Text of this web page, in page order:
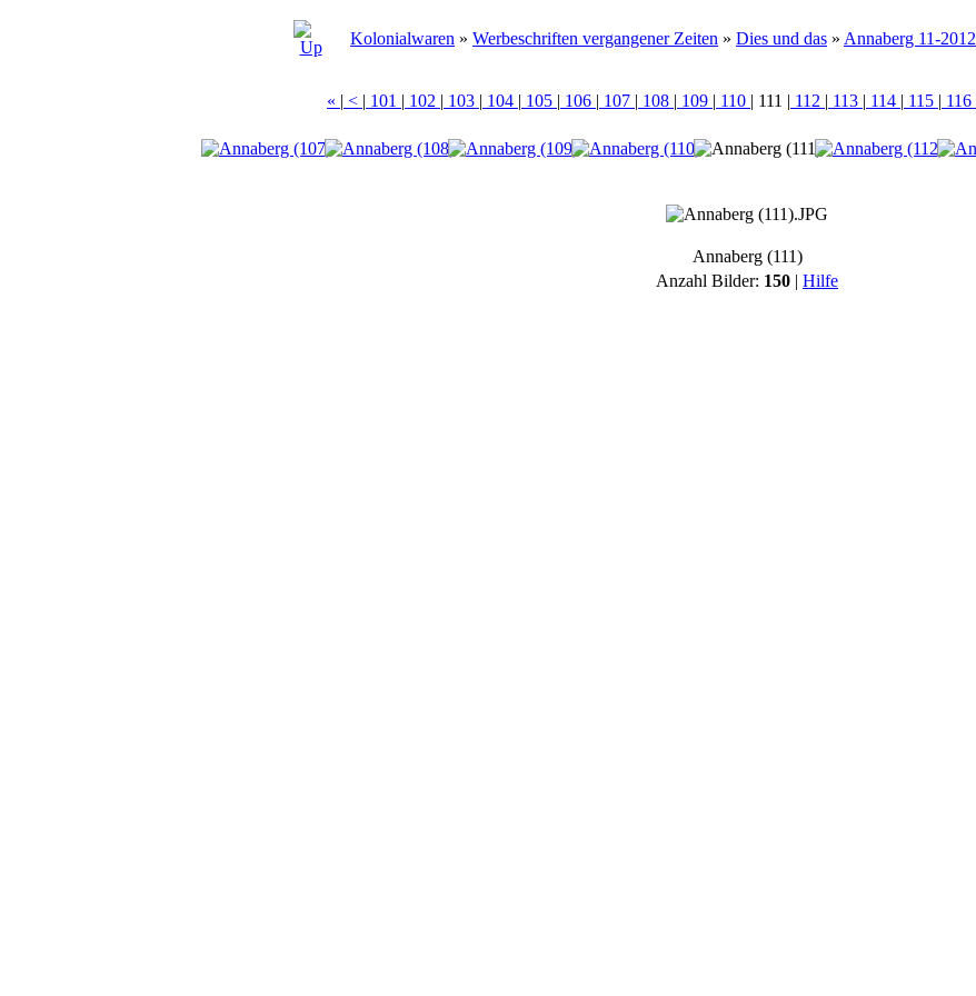
Kolonialwaren » Werbeschriften vergangener Zeiten » Dies und das » Annaberg 11-2012
« | < | 101 | 102 | 103 | 104 | 105 | 106 | 107 | 108 | 109 | 110 | 111 | 112 | 113 | 114 | 115 | 116
Annaberg (111)
Anzahl Bilder: 150 | Hilfe